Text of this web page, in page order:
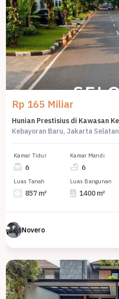
Rp 165 Miliar
Kebayoran Baru, Jakarta Selatan
Kamar Tidur
6
Kamar Mandi
6
Luas Tanah
857 m²
Luas Bangunan
1400 m²
Novero